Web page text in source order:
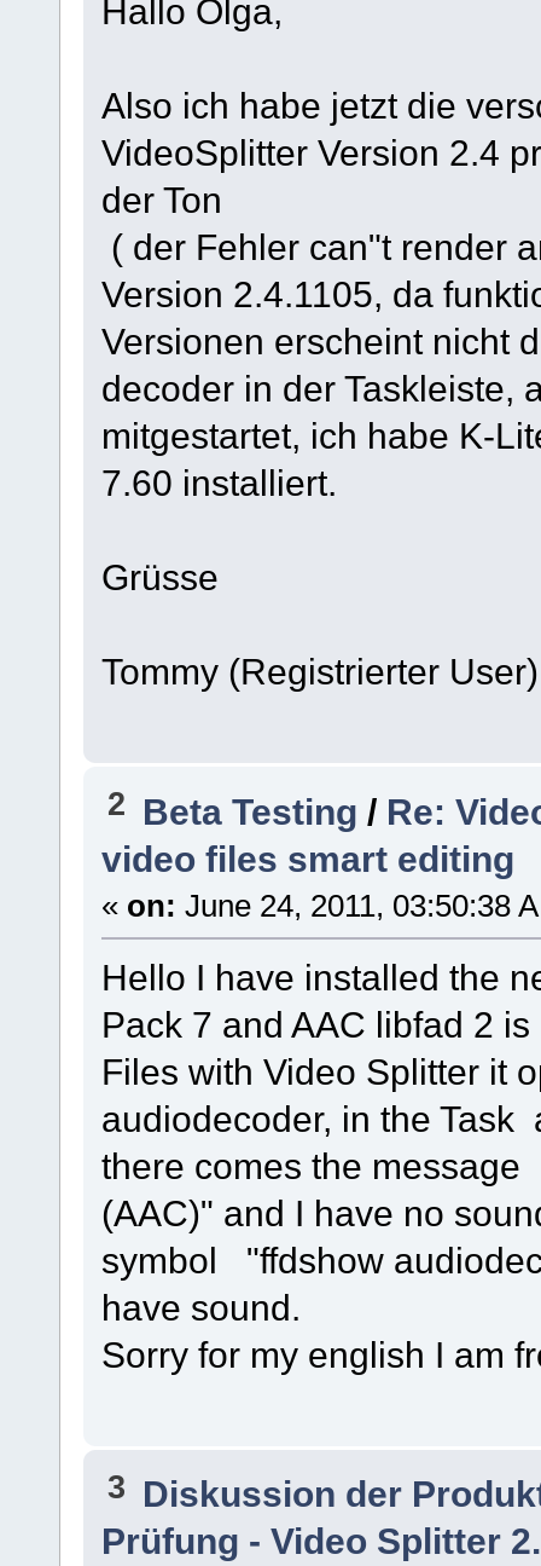
Hallo Olga,
Also ich habe jetzt die
VideoSplitter Version 2.4
der Ton
( der Fehler can"t render
Version 2.4.1105, da
Versionen erscheint nicht
decoder in der Taskleiste,
mitgestartet, ich habe K-
7.60 installiert.
Grüsse
Tommy (Registrierter User)
2 Beta Testing / Re:
video files smart editing
« on: June 24, 2011, 03:50:38
Hello I have installed the
Pack 7 and AAC libfad 2
Files with Video Splitter it
audiodecoder, in the Task
there comes the message
(AAC)" and I have no
symbol "ffdshow
have sound.
Sorry for my english I am
3 Diskussion der
Prüfung - Video Splitter